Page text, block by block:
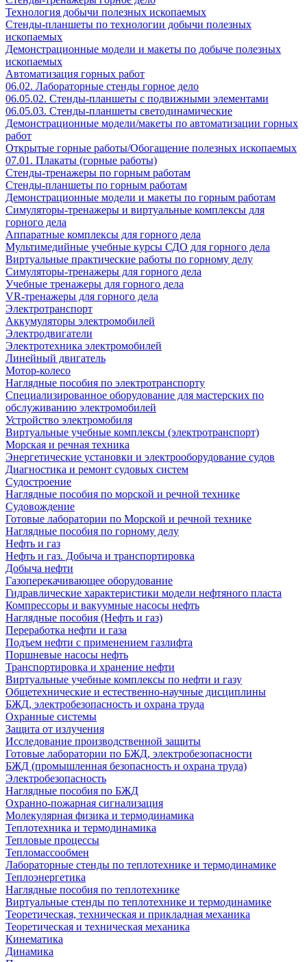
Технология добычи полезных ископаемых
Стенды-планшеты по технологии добычи полезных
ископаемых
Демонстрационные модели и макеты по добыче полезных
ископаемых
Автоматизация горных работ
06.02. Лабораторные стенды горное дело
06.05.02. Стенды-планшеты с подвижными элементами
06.05.03. Стенды-планшеты светодинамические
Демонстрационные модели/макеты по автоматизации горных
работ
Открытые горные работы/Обогащение полезных ископаемых
07.01. Плакаты (горные работы)
Стенды-тренажеры по горным работам
Стенды-планшеты по горным работам
Демонстрационные модели и макеты по горным работам
Симуляторы-тренажеры и виртуальные комплексы для
горного дела
Аппаратные комплексы для горного дела
Мультимедийные учебные курсы СДО для горного дела
Виртуальные практические работы по горному делу
Симуляторы-тренажеры для горного дела
Учебные тренажеры для горного дела
VR-тренажеры для горного дела
Электротранспорт
Аккумуляторы электромобилей
Электродвигатели
Электротехника электромобилей
Линейный двигатель
Мотор-колесо
Наглядные пособия по электротранспорту
Специализированное оборудование для мастерских по
обслуживанию электромобилей
Устройство электромобиля
Виртуальные учебные комплексы (электротранспорт)
Морская и речная техника
Энергетические установки и электрооборудование судов
Диагностика и ремонт судовых систем
Судостроение
Наглядные пособия по морской и речной технике
Судовождение
Готовые лаборатории по Морской и речной технике
Наглядные пособия по горному делу
Нефть и газ
Нефть и газ. Добыча и транспортировка
Добыча нефти
Газоперекачивающее оборудование
Гидравлические характеристики модели нефтяного пласта
Компрессоры и вакуумные насосы нефть
Наглядные пособия (Нефть и газ)
Переработка нефти и газа
Подъем нефти с применением газлифта
Поршневые насосы нефть
Транспортировка и хранение нефти
Виртуальные учебные комплексы по нефти и газу
Общетехнические и естественно-научные дисциплины
БЖД, электробезопасность и охрана труда
Охранные системы
Защита от излучения
Исследование производственной защиты
Готовые лаборатории по БЖД, электробезопасности
БЖД (промышленная безопасность и охрана труда)
Электробезопасность
Наглядные пособия по БЖД
Охранно-пожарная сигнализация
Молекулярная физика и термодинамика
Теплотехника и термодинамика
Тепловые процессы
Тепломассообмен
Лабораторные стенды по теплотехнике и термодинамике
Теплоэнергетика
Наглядные пособия по теплотехнике
Виртуальные стенды по теплотехнике и термодинамике
Теоретическая, техническая и прикладная механика
Теоретическая и техническая механика
Кинематика
Динамика